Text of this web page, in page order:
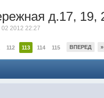
д.17, 19,
02 2012 22:27
112 113 114 115 ВПЕРЕД »